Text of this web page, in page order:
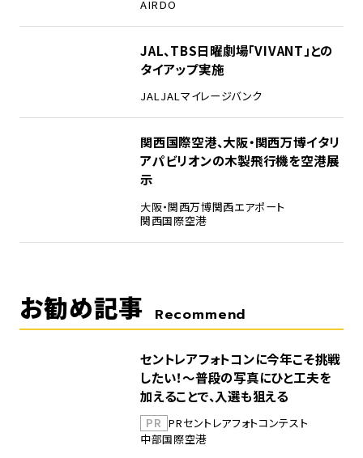
AIRDO
JAL、TBS日曜劇場「VIVANT」との
タイアップ実施
JALJALマイレージバンク
関西国際空港、大阪・関西万博イタリ
アパビリオンの木製飛行機を空港展
示
大阪・関西万博関西エアポート
関西国際空港
お勧め記事 Recommend
セントレアフォトコンに今年こそ挑戦
したい！～普段の写真にひと工夫を
加えることで、入選も狙える
PR PRセントレアフォトコンテスト
中部国際空港